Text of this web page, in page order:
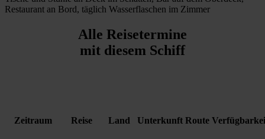
Restaurant an Bord, täglich Wasserflaschen im Zimmer
Alle Reisetermine
mit diesem Schiff
Zeitraum Reise Land Unterkunft Route